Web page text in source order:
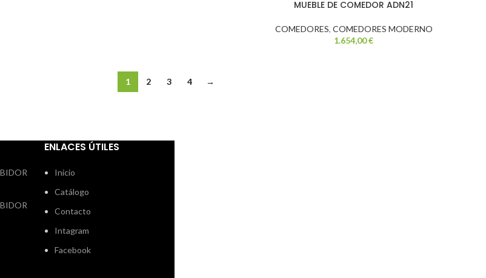
MUEBLE DE COMEDOR ADN21
COMEDORES, COMEDORES MODERNO
1.654,00€
1 2 3 4 →
ENLACES ÚTILES
Inicio
Catálogo
Contacto
Intagram
Facebook